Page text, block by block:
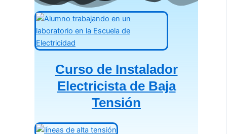
Curso de Instalador
Electricista de Baja
Tensión